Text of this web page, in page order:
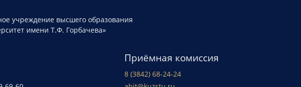
учреждение высшего образования
имени Т.Ф. Горбачева»
Приёмная комиссия
8 (3842) 68-24-24